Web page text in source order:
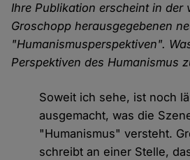
Ihre Publikation erscheint in der
Groschopp herausgegebenen
"Humanismusperspektiven".
Perspektiven des Humanismus
Soweit ich sehe, ist noch
ausgemacht, was die
"Humanismus" versteht.
schreibt an einer Stelle,